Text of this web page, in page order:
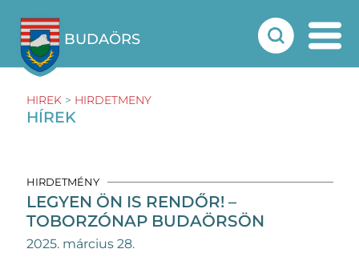
BUDAÖRS
HIREK > HIRDETMENY
HÍREK
HIRDETMÉNY
LEGYEN ÖN IS RENDŐR! –
TOBORZÓNAP BUDAÖRSÖN
2025. március 28.